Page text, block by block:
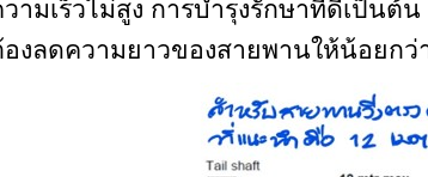
ามเร็วไม่สูง การบำรุงรักษาที่ดีเป็นต้น
งลดความยาวของสายพานให้น้อยกว่